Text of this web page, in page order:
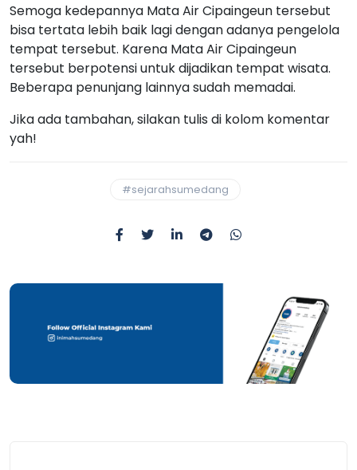
Semoga kedepannya Mata Air Cipaingeun tersebut
bisa tertata lebih baik lagi dengan adanya pengelola
tempat tersebut. Karena Mata Air Cipaingeun
tersebut berpotensi untuk dijadikan tempat wisata.
Beberapa penunjang lainnya sudah memadai.
Jika ada tambahan, silakan tulis di kolom komentar
yah!
#sejarahsumedang